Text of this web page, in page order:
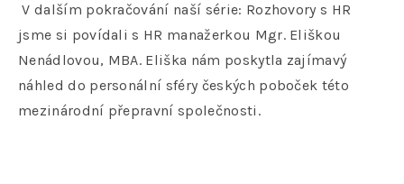
V dalším pokračování naší série: Rozhovory s HR
jsme si povídali s HR manažerkou Mgr. Eliškou
Nenádlovou, MBA. Eliška nám poskytla zajímavý
náhled do personální sféry českých poboček této
mezinárodní přepravní společnosti.